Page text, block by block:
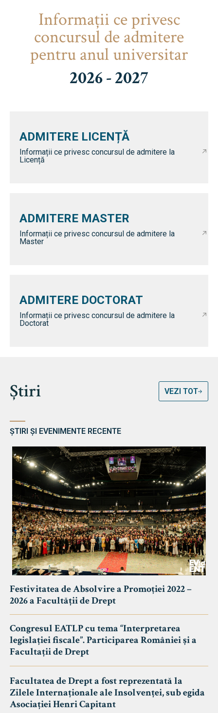
Informaţii ce privesc
concursul de admitere
pentru anul universitar
2026 - 2027
ADMITERE LICENȚĂ
Informații ce privesc concursul de admitere la
Licență
ADMITERE MASTER
Informații ce privesc concursul de admitere la
Master
ADMITERE DOCTORAT
Informații ce privesc concursul de admitere la
Doctorat
Știri VEZI TOT
ȘTIRI ȘI EVENIMENTE RECENTE
Festivitatea de Absolvire a Promoției 2022 –
2026 a Facultății de Drept
Congresul EATLP cu tema “Interpretarea
legislației fiscale”. Participarea României și a
Facultații de Drept
Facultatea de Drept a fost reprezentată la
Zilele Internaționale ale Insolvenței, sub egida
Asociației Henri Capitant